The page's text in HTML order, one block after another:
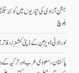
جشن آزادی کی تیاریوں میں کوئٹہ
بلوچ
لورالائی ڈویژن کے ڈپٹی کمشنرز
پاکستان، سعودی عرب اور ترکیہ کے